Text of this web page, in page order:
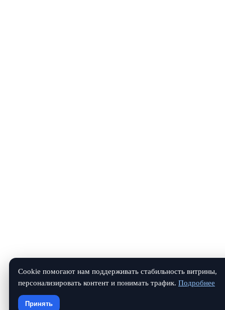
Cookie помогают нам поддерживать стабильность витрины,
персонализировать контент и понимать трафик. Подробнее
Принять